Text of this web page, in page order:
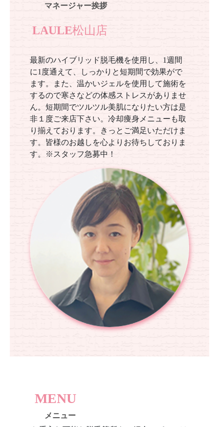
マネージャー挨拶
LAULE松山店
最新のハイブリッド脱毛機を使用し、1週間
に1度通えて、しっかりと短期間で効果がで
ます。また、温かいジェルを使用して施術を
するので寒さなどの体感ストレスがありませ
ん。短期間でツルツル美肌になりたい方は是
非１度ご来店下さい。冷却痩身メニューも取
り揃えております。きっとご満足いただけま
す。皆様のお越しを心よりお待ちしておりま
す。※スタッフ急募中！
MENU
メニュー